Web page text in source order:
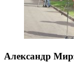
Александр